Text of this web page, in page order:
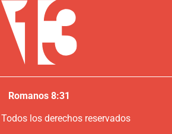
Romanos 8:31
Todos los derechos reservados